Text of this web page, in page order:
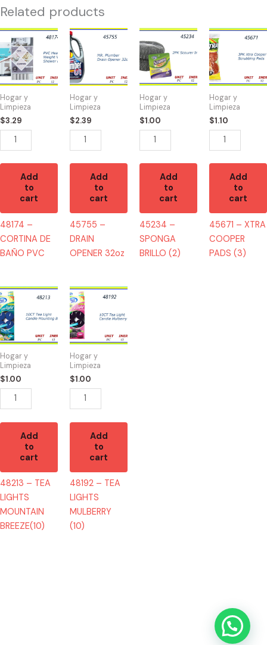
Related products
Hogar y
Limpieza
$3.29
48174
-
CORTINA
DE
BAÑO
PVC
quantity
Add
to
cart
48174 –
CORTINA DE
BAÑO PVC
Hogar y
Limpieza
$2.39
45755
-
DRAIN
OPENER
32oz
quantity
Add
to
cart
45755 –
DRAIN
OPENER 32oz
Hogar y
Limpieza
$1.00
45234
-
SPONGA
BRILLO
(2)
quantity
Add
to
cart
45234 –
SPONGA
BRILLO (2)
Hogar y
Limpieza
$1.10
45671
-
XTRA
COOPER
PADS
(3)
quantity
Add
to
cart
45671 – XTRA
COOPER
PADS (3)
Hogar y
Limpieza
$1.00
48213
-
TEA
LIGHTS
MOUNTAIN
BREEZE(10)
quantity
Add
to
cart
48213 – TEA
LIGHTS
MOUNTAIN
BREEZE(10)
Hogar y
Limpieza
$1.00
48192
-
TEA
LIGHTS
MULBERRY
(10)
quantity
Add
to
cart
48192 – TEA
LIGHTS
MULBERRY
(10)